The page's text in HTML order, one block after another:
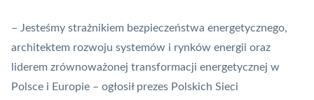
– Jesteśmy strażnikiem bezpieczeństwa energetycznego,
architektem rozwoju systemów i rynków energii oraz
liderem zrównoważonej transformacji energetycznej w
Polsce i Europie – ogłosił prezes Polskich Sieci